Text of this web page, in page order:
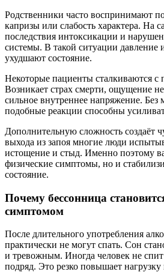
Родственники часто воспринимают
капризы или слабость характера. На
последствия интоксикации и
системы. В такой ситуации давление
ухудшают состояние.
Некоторые пациенты сталкиваются с
Возникает страх смерти, ощущение
сильное внутреннее напряжение.
подобные реакции способны
Дополнительную сложность создаёт
выхода из запоя многие люди
истощение и стыд. Именно поэтому
физические симптомы, но и
состояние.
Почему бессонница
симптомом
После длительного употребления
практически не могут спать. Сон
и тревожным. Иногда человек не спит
подряд. Это резко повышает